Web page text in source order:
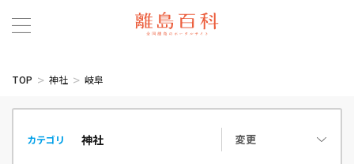
TOP 神社 岐阜
カテゴリ 変更